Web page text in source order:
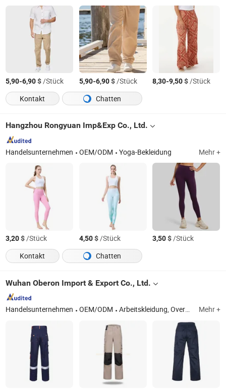
5,90-6,90$/Stück 5,90-6,90$/Stück 8,30-9,50$/Stück
Kontakt
Chatten
Hangzhou Rongyuan Imp&Exp Co., Ltd.
Handelsunternehmen OEM/ODM Yoga-Bekleidung Mehr +
3,20$/Stück 4,50$/Stück 3,50$/Stück
Kontakt
Chatten
Wuhan Oberon Import & Export Co., Ltd.
Handelsunternehmen OEM/ODM Arbeitskleidung, Overall, Berufsbekleidung, Sicherheitskleidung, Arbeitsbekleidung, Latzhose, Sicherheitsbekleidung, Cargo-Hosen, Sicherheitsweste, Uniformen Mehr +